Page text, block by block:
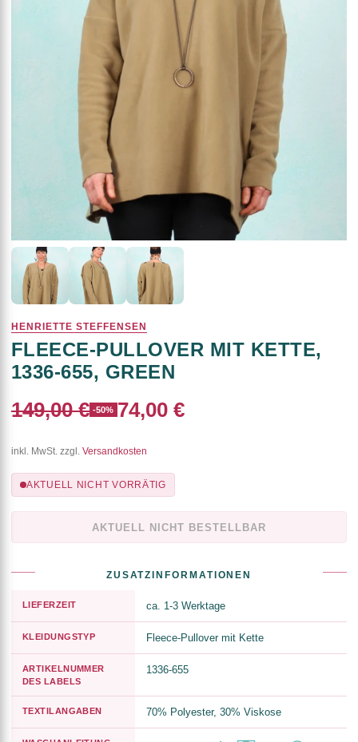
HENRIETTE STEFFENSEN
FLEECE-PULLOVER MIT KETTE,
1336-655, GREEN
149,00 € -50% 74,00 €
inkl. MwSt. zzgl. Versandkosten
AKTUELL NICHT VORRÄTIG
AKTUELL NICHT BESTELLBAR
ZUSATZINFORMATIONEN
LIEFERZEIT ca. 1-3 Werktage
KLEIDUNGSTYP Fleece-Pullover mit Kette
ARTIKELNUMMER
DES LABELS
1336-655
TEXTILANGABEN 70% Polyester, 30% Viskose